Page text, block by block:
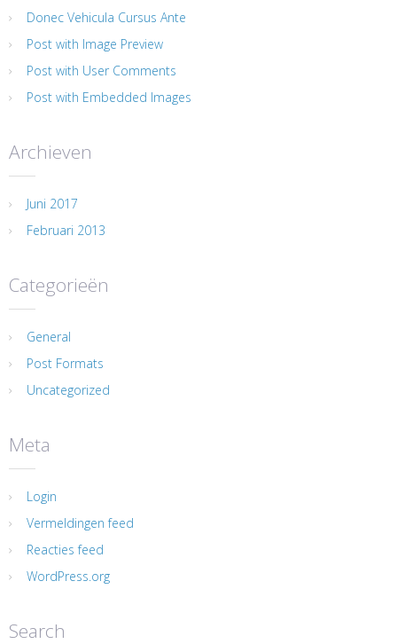
Donec Vehicula Cursus Ante
Post with Image Preview
Post with User Comments
Post with Embedded Images
Archieven
Juni 2017
Februari 2013
Categorieën
General
Post Formats
Uncategorized
Meta
Login
Vermeldingen feed
Reacties feed
WordPress.org
Search